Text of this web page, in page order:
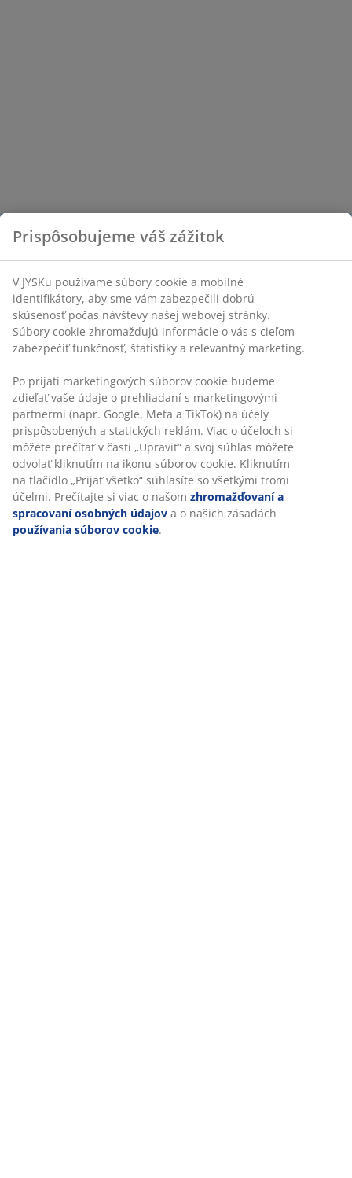
Prispôsobujeme váš zážitok
V JYSKu používame súbory cookie a mobilné
identifikátory, aby sme vám zabezpečili dobrú
skúsenosť počas návštevy našej webovej stránky.
Súbory cookie zhromažďujú informácie o vás s cieľom
zabezpečiť funkčnosť, štatistiky a relevantný marketing.
Po prijatí marketingových súborov cookie budeme
zdieľať vaše údaje o prehliadaní s marketingovými
partnermi (napr. Google, Meta a TikTok) na účely
prispôsobených a statických reklám. Viac o účeloch si
môžete prečítať v časti „Upraviť“ a svoj súhlas môžete
odvolať kliknutím na ikonu súborov cookie. Kliknutím
na tlačidlo „Prijať všetko“ súhlasíte so všetkými tromi
účelmi. Prečítajte si viac o našom zhromažďovaní a
spracovaní osobných údajov a o našich zásadách
používania súborov cookie.